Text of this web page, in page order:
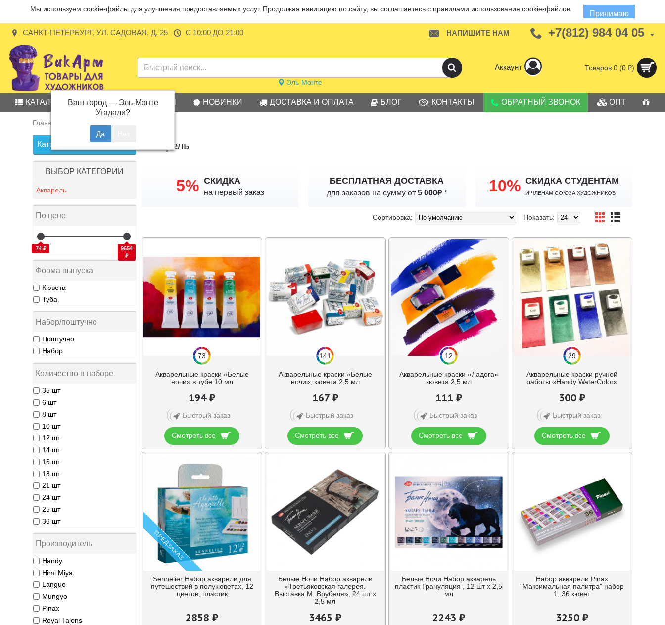
Мы используем cookie-файлы для улучшения предоставляемых услуг. Продолжая навигацию по сайту, вы соглашаетесь с правилами использования cookie-файлов.
Принимаю
САНКТ-ПЕТЕРБУРГ, УЛ. САДОВАЯ, Д. 25 С 10:00 ДО 21:00 НАПИШИТЕ НАМ +7(812) 984 04 05
Эль-Монте
Ваш город — Эль-Монте
Угадали?
Аккаунт Товаров 0 (0 ₽)
КАТАЛОГ АКЦИИ БРЕНДЫ НОВИНКИ ДОСТАВКА И ОПЛАТА БЛОГ КОНТАКТЫ ОБРАТНЫЙ ЗВОНОК ОПТ
Главная
Каталог товаров
ВЫБОР КАТЕГОРИИ
Акварель
По цене
74 ₽
9654
₽
Форма выпуска
Кювета
Туба
Набор/поштучно
Поштучно
Набор
Количество в наборе
35 шт
6 шт
8 шт
10 шт
12 шт
14 шт
16 шт
18 шт
21 шт
24 шт
25 шт
36 шт
Производитель
Handy
Himi Miya
Languo
Mungyo
Pinax
Royal Talens
Акварель
5% СКИДКА
на первый заказ
БЕСПЛАТНАЯ ДОСТАВКА
для заказов на сумму от5 000₽* 10% СКИДКА СТУДЕНТАМ
И членам Союза Художников
Показать:
Сортировка:
73
Акварельные краски «Белые
ночи» в тубе 10 мл
194 ₽
Быстрый заказ
Смотреть все
141
Акварельные краски «Белые
ночи», кювета 2,5 мл
167 ₽
Быстрый заказ
Смотреть все
12
Акварельные краски «Ладога»
кювета 2,5 мл
111 ₽
Быстрый заказ
Смотреть все
29
Акварельные краски ручной
работы «Handy WaterColor»
300 ₽
Быстрый заказ
Смотреть все
ПРЕДЗАКАЗ
Sennelier Набор акварели для
путешествий в полукюветах, 12
цветов, пластик
2858 ₽
Белые Ночи Набор акварели
«Третьяковская галерея.
Выставка М. Врубеля», 24 шт х
2,5 мл
3465 ₽
Белые Ночи Набор акварель
пластик Грануляция , 12 шт х 2,5
мл
2243 ₽
Набор акварели Pinax
"Максимальная палитра" набор
1, 36 кювет
3250 ₽